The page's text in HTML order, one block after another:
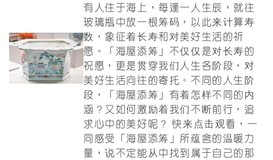
有人住于海上，每逢一人生辰，就往
玻璃瓶中放一根筹码，以此来计算寿
数，象征着长寿和对美好生活的祈
愿。「海屋添筹」不仅仅是对长寿的
祝愿，更是贯穿我们人生各阶段，对
美好生活向往的寄托。不同的人生阶
段，「海屋添筹」有着怎样不同的内
涵？又如何激励着我们不断前行，追
求心中的美好呢？ 快来点击观看，一
同感受「海屋添筹」所蕴含的温暖力
量，说不定能从中找到属于自己的那